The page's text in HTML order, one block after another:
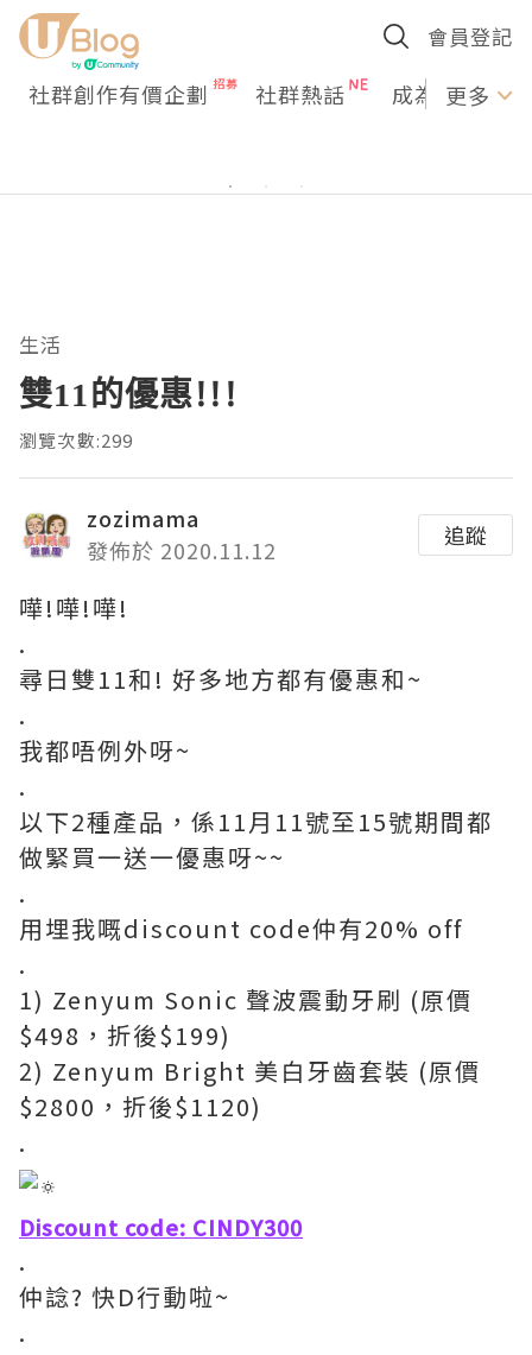
會員登記
社群創作有價企劃 社群熱話 成為U更多
生活
雙11的優惠!!!
瀏覽次數:299
zozimama
發佈於 2020.11.12
追蹤
嘩!嘩!嘩!
.
尋日雙11和! 好多地方都有優惠和~
.
我都唔例外呀~
.
以下2種產品，係11月11號至15號期間都
做緊買一送一優惠呀~~
.
用埋我嘅discount code仲有20% off
.
1) Zenyum Sonic 聲波震動牙刷 (原價
$498，折後$199)
2) Zenyum Bright 美白牙齒套裝 (原價
$2800，折後$1120)
.
Discount code: CINDY300
.
仲諗? 快D行動啦~
.